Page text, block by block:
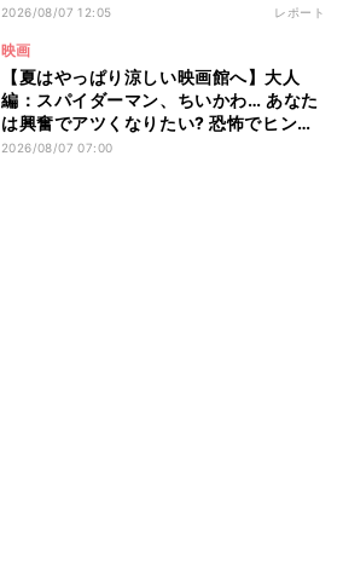
2026/08/07 12:05 レポート
映画
【夏はやっぱり涼しい映画館へ】大人
編：スパイダーマン、ちいかわ… あなた
は興奮でアツくなりたい? 恐怖でヒンヤ
リしたい? - 編集部が注目する最新映画5
2026/08/07 07:00